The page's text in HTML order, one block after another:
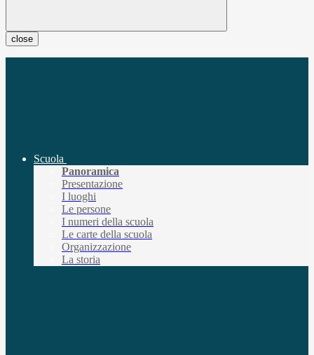
close
Scuola
Panoramica
Presentazione
I luoghi
Le persone
I numeri della scuola
Le carte della scuola
Organizzazione
La storia